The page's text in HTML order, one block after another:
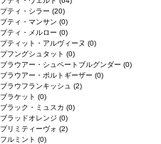
プティ・シラー (20)
プティ・マンサン (0)
プティ・メルロー (0)
プティット・アルヴィーヌ (0)
プフングシュタット (0)
ブラウアー・シュペートブルグンダー (0)
ブラウアー・ポルトギーザー (0)
ブラウフランキッシュ (2)
ブラケット (0)
ブラック・ミュスカ (0)
ブラッドオレンジ (0)
プリミティーヴォ (2)
フルミント (0)